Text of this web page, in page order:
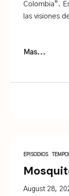
Colombia”.
las visiones
Mas...
EPISODIOS
August 28,